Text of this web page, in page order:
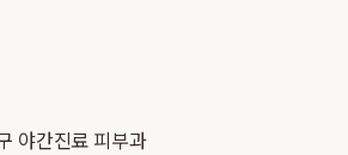
야간진료 피부과